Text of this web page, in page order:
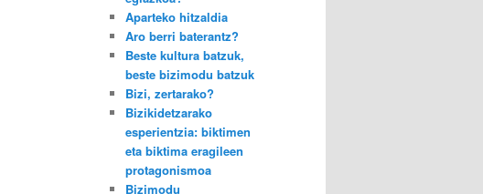
Aparteko hitzaldia
Aro berri baterantz?
Beste kultura batzuk,
beste bizimodu batzuk
Bizi, zertarako?
Bizikidetzarako
esperientzia: biktimen
eta biktima eragileen
protagonismoa
Bizimodu